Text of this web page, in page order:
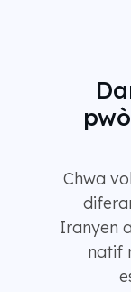
Chwa
Iranyen
natif